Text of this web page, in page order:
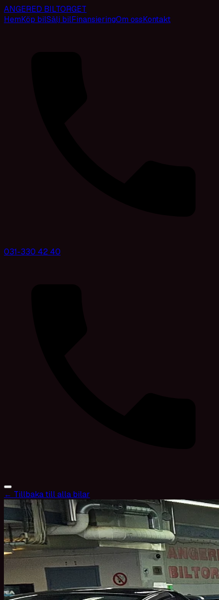
ANGERED BILTORGET
HemKöp bilSälj bilFinansieringOm ossKontakt
031-330 42 40
← Tillbaka till alla bilar